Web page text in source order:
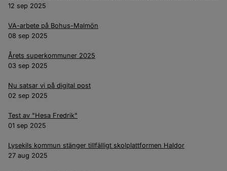
12 sep 2025
VA-arbete på Bohus-Malmön
08 sep 2025
Årets superkommuner 2025
03 sep 2025
Nu satsar vi på digital post
02 sep 2025
Test av "Hesa Fredrik"
01 sep 2025
Lysekils kommun stänger tillfälligt skolplattformen Haldor
27 aug 2025